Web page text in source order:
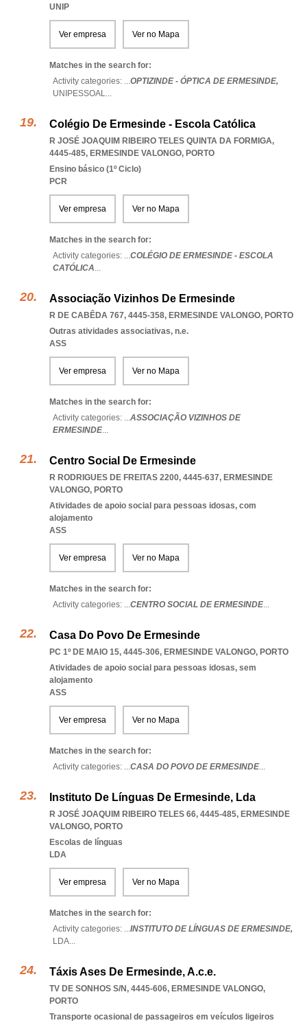
UNIP
Ver empresa Ver no Mapa
Matches in the search for:
Activity categories: ...OPTIZINDE - ÓPTICA DE ERMESINDE,
UNIPESSOAL...
Colégio De Ermesinde - Escola Católica
R JOSÉ JOAQUIM RIBEIRO TELES QUINTA DA FORMIGA,
4445-485, ERMESINDE VALONGO, PORTO
Ensino básico (1º Ciclo)
PCR
Ver empresa Ver no Mapa
Matches in the search for:
Activity categories: ...COLÉGIO DE ERMESINDE - ESCOLA
CATÓLICA...
Associação Vizinhos De Ermesinde
R DE CABÊDA 767, 4445-358, ERMESINDE VALONGO, PORTO
Outras atividades associativas, n.e.
ASS
Ver empresa Ver no Mapa
Matches in the search for:
Activity categories: ...ASSOCIAÇÃO VIZINHOS DE
ERMESINDE...
Centro Social De Ermesinde
R RODRIGUES DE FREITAS 2200, 4445-637, ERMESINDE
VALONGO, PORTO
Atividades de apoio social para pessoas idosas, com
alojamento
ASS
Ver empresa Ver no Mapa
Matches in the search for:
Activity categories: ...CENTRO SOCIAL DE ERMESINDE...
Casa Do Povo De Ermesinde
PC 1º DE MAIO 15, 4445-306, ERMESINDE VALONGO, PORTO
Atividades de apoio social para pessoas idosas, sem
alojamento
ASS
Ver empresa Ver no Mapa
Matches in the search for:
Activity categories: ...CASA DO POVO DE ERMESINDE...
Instituto De Línguas De Ermesinde, Lda
R JOSÉ JOAQUIM RIBEIRO TELES 66, 4445-485, ERMESINDE
VALONGO, PORTO
Escolas de línguas
LDA
Ver empresa Ver no Mapa
Matches in the search for:
Activity categories: ...INSTITUTO DE LÍNGUAS DE ERMESINDE,
LDA...
Táxis Ases De Ermesinde, A.c.e.
TV DE SONHOS S/N, 4445-606, ERMESINDE VALONGO,
PORTO
Transporte ocasional de passageiros em veículos ligeiros